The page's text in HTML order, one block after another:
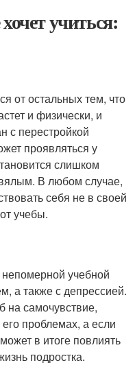
учиться:
от остальных тем, что
и физически, и
с перестройкой
проявляться у
слишком
В любом случае,
себя не в своей
учебы.
учебной
а также с депрессией.
на самочувствие,
проблемах, а если
в итоге повлиять
подростка.